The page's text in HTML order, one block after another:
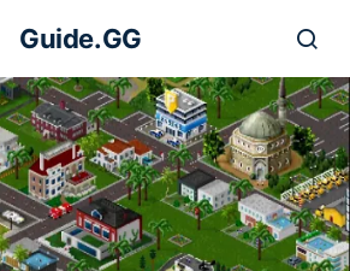
Guide.GG